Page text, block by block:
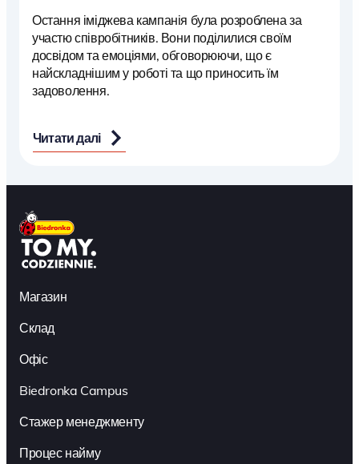
Остання іміджева кампанія була розроблена за
участю співробітників. Вони поділилися своїм
досвідом та емоціями, обговорюючи, що є
найскладнішим у роботі та що приносить їм
задоволення.
Читати далі
Магазин
Склад
Офіс
Biedronka Campus
Стажер менеджменту
Процес найму